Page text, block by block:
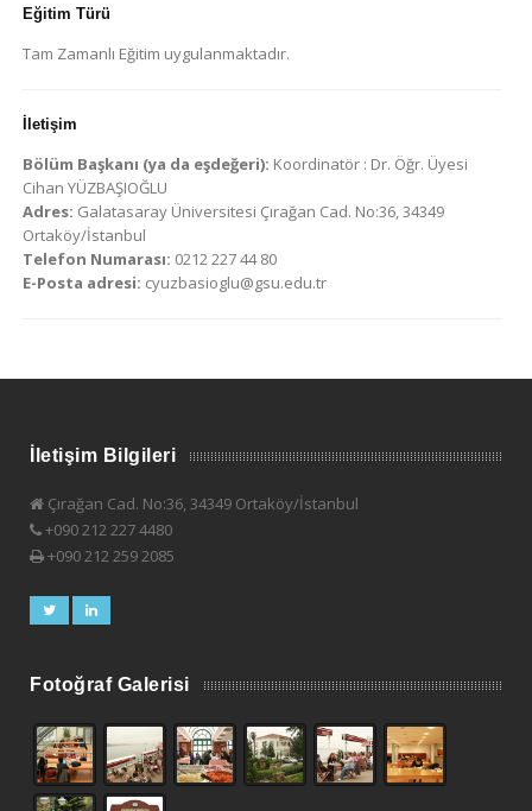
Eğitim Türü
Tam Zamanlı Eğitim uygulanmaktadır.
İletişim
Bölüm Başkanı (ya da eşdeğeri): Koordinatör : Dr. Öğr. Üyesi
Cihan YÜZBAŞIOĞLU
Adres: Galatasaray Üniversitesi Çırağan Cad. No:36, 34349
Ortaköy/İstanbul
Telefon Numarası: 0212 227 44 80
E-Posta adresi: cyuzbasioglu@gsu.edu.tr
İletişim Bilgileri
Çırağan Cad. No:36, 34349 Ortaköy/İstanbul
+090 212 227 4480
+090 212 259 2085
Fotoğraf Galerisi